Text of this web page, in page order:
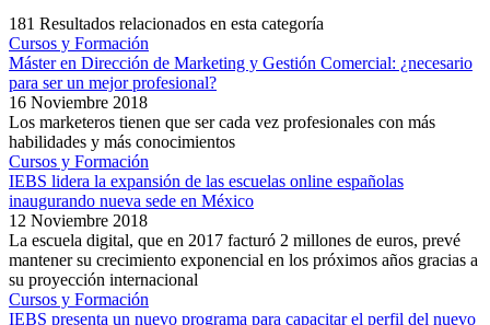
181 Resultados relacionados en esta categoría
Cursos y Formación
Máster en Dirección de Marketing y Gestión Comercial: ¿necesario
para ser un mejor profesional?
16 Noviembre 2018
Los marketeros tienen que ser cada vez profesionales con más
habilidades y más conocimientos
Cursos y Formación
IEBS lidera la expansión de las escuelas online españolas
inaugurando nueva sede en México
12 Noviembre 2018
La escuela digital, que en 2017 facturó 2 millones de euros, prevé
mantener su crecimiento exponencial en los próximos años gracias a
su proyección internacional
Cursos y Formación
IEBS presenta un nuevo programa para capacitar el perfil del nuevo